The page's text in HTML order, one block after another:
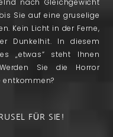
nach Gleichgewicht
Sie auf eine gruselige
Kein Licht in der Ferne,
Dunkelhit. In diesem
„etwas“ steht Ihnen
Sie die Horror
entkommen?
FÜR SIE!